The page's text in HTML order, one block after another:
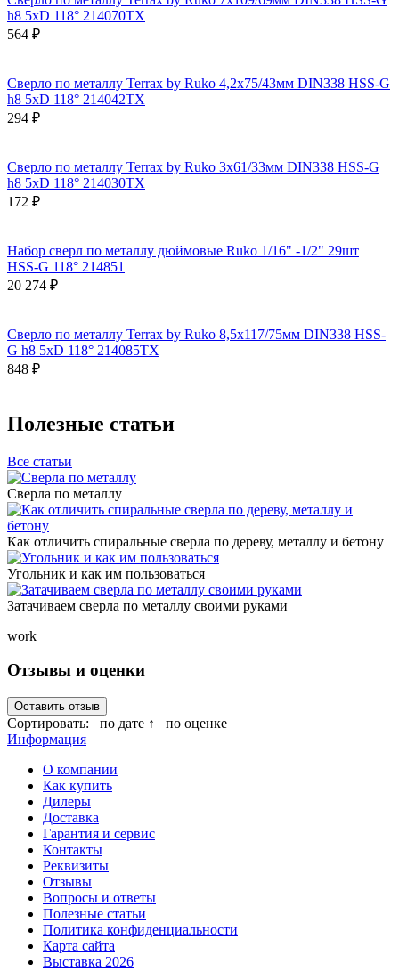
h8 5xD 118° 214070TX
564 ₽
Сверло по металлу Terrax by Ruko 4,2x75/43мм DIN338 HSS-G
h8 5xD 118° 214042TX
294 ₽
Сверло по металлу Terrax by Ruko 3x61/33мм DIN338 HSS-G
h8 5xD 118° 214030TX
172 ₽
Набор сверл по металлу дюймовые Ruko 1/16" -1/2" 29шт
HSS-G 118° 214851
20 274 ₽
Сверло по металлу Terrax by Ruko 8,5x117/75мм DIN338 HSS-
G h8 5xD 118° 214085TX
848 ₽
Полезные статьи
Все статьи
Сверла по металлу
Как отличить спиральные сверла по дереву, металлу и бетону
Угольник и как им пользоваться
Затачиваем сверла по металлу своими руками
work
Отзывы и оценки
Оставить отзыв
Сортировать: по дате ↑
по оценке
Информация
О компании
Как купить
Дилеры
Доставка
Гарантия и сервис
Контакты
Реквизиты
Отзывы
Вопросы и ответы
Полезные статьи
Политика конфиденциальности
Карта сайта
Выставка 2026